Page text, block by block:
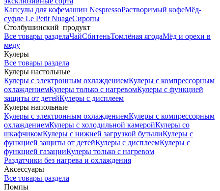
Капсулы для кофемашин NespressoРастворимый кофеМёд-
суфле Le Petit NuageСиропы
Столбушинский продукт
Все товары разделаЧайСбитеньТомлёная ягодаМёд и орехи в
меду
Кулеры
Все товары раздела
Кулеры настольные
Кулеры с электронным охлаждениемКулеры с компрессорным
охлаждениемКулеры только с нагревомКулеры с функцией
защиты от детейКулеры с дисплеем
Кулеры напольные
Кулеры с электронным охлаждениемКулеры с компрессорным
охлаждениемКулеры с холодильной камеройКулеры со
шкафчикомКулеры с нижней загрузкой бутылиКулеры с
функцией защиты от детейКулеры с дисплеемКулеры с
функцией газацииКулеры только с нагревом
Раздатчики без нагрева и охлаждения
Аксессуары
Все товары раздела
Помпы